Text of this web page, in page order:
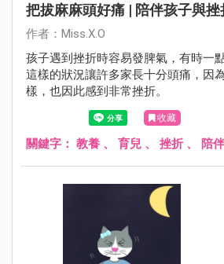
把拔麻麻頭好痛 | 陪伴孩子與
作者：Miss.X.O
孩子遇到挫折時容易發脾氣，有時一
這樣的狀況讓許多家長十分頭痛，因
樣，也因此感到非常挫折。
收藏
關鍵字： 教養 、 育兒 、 挫折 、 陪伴